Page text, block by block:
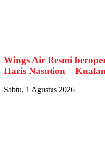
Wings Air Resmi
Haris Nasution –
Sabtu, 1 Agustus 2026